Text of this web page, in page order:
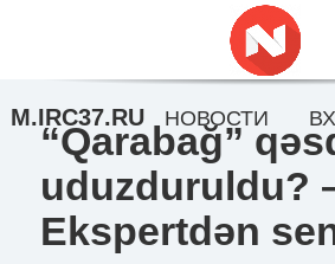
“Qarabağ”
uduzduruldu?
Ekspertdən
M.IRC37.RU НОВОСТИ